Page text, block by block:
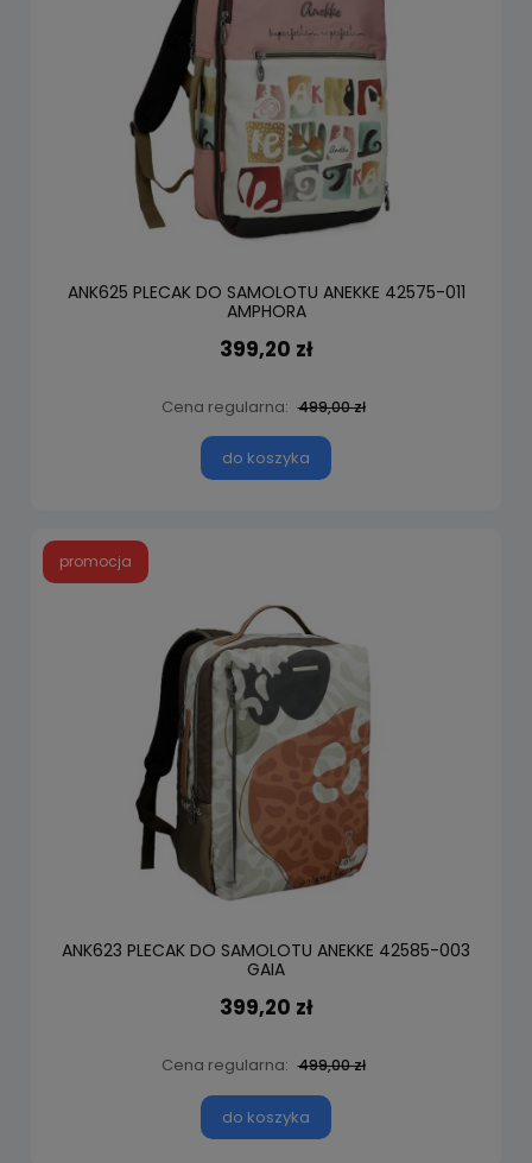
ANK625 PLECAK DO SAMOLOTU ANEKKE 42575-011
AMPHORA
399,20 zł
Cena regularna: 499,00 zł
do koszyka
ANK623 PLECAK DO SAMOLOTU ANEKKE 42585-003
GAIA
399,20 zł
Cena regularna: 499,00 zł
do koszyka
promocja